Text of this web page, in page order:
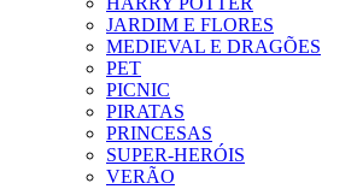
JARDIM E FLORES
MEDIEVAL E DRAGÕES
PET
PICNIC
PIRATAS
PRINCESAS
SUPER-HERÓIS
VERÃO